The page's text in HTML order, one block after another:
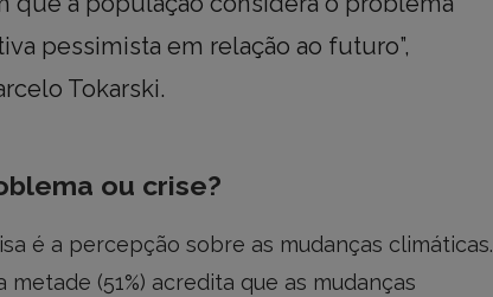
pessimista em relação ao futuro”,
Tokarski.
ou crise?
é a percepção sobre as mudanças climáticas.
(51%) acredita que as mudanças